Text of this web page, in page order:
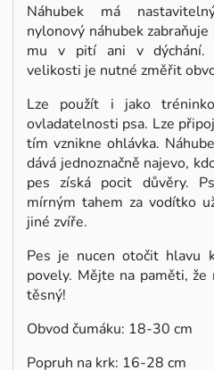
Náhubek má
nylonový náhubek
mu v pití ani v dýchání.
velikosti je nutné změřit
Lze použít i jako
ovladatelnosti psa. Lze
tím vznikne ohlávka.
dává jednoznačně najevo,
pes získá pocit důvěry.
mírným tahem za vodítko
jiné zvíře.
Pes je nucen otočit hlavu
povely. Mějte na paměti,
těsný!
Obvod čumáku: 18-30 cm
Popruh na krk: 16-28 cm